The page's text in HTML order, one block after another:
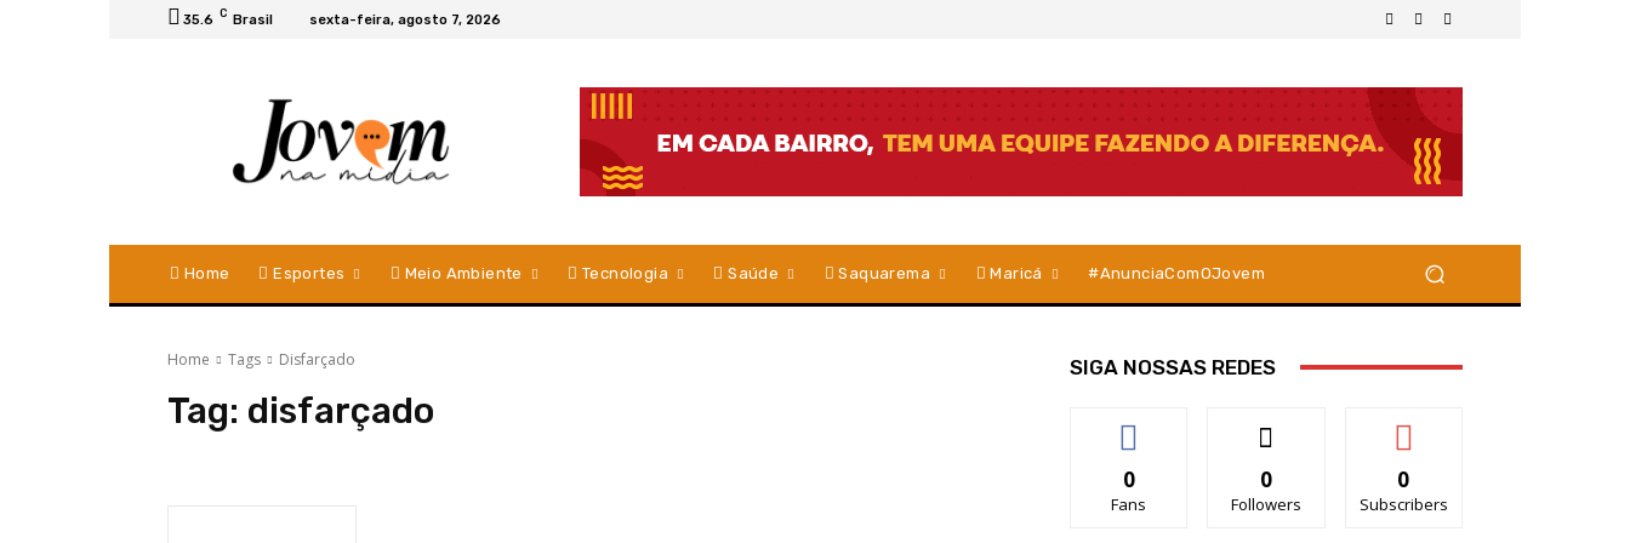
35.6 C Brasil sexta-feira, agosto 7, 2026
Home Esportes Meio Ambiente Tecnologia Saúde Saquarema Maricá #AnunciaComOJovem
Home Tags Disfarçado
Tag: disfarçado
SIGA NOSSAS REDES
0
Fans
0
Followers
0
Subscribers